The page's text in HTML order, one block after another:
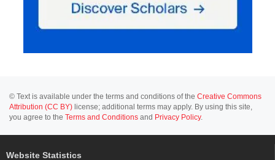
© Text is available under the terms and conditions of the Creative Commons
Attribution (CC BY) license; additional terms may apply. By using this site,
you agree to the Terms and Conditions and Privacy Policy.
Website Statistics